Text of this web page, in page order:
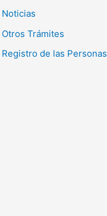
Noticias
Otros Trámites
Registro de las Personas